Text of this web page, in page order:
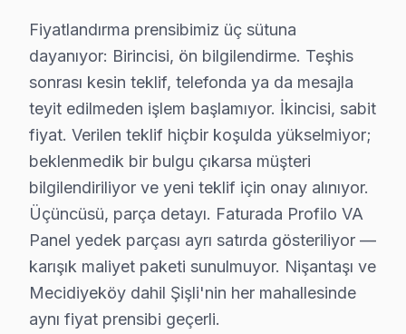
Model serisine göre değişiklik gösterir,
Güç Kartı Değişimi:
1.000 ₺ - 2.000 ₺
LED Backlight Tamiri:
1.200 ₺ - 2.500 ₺
T-Con Kart Değişimi:
1.000 ₺ - 2.000 ₺
Yazılım/Firmware İşlemleri:
500 ₺ - 1.000 ₺
Yerinde onarım vs Atölye Fiyat Farkı:
Yerinde tamir ücreti genellikle 200 ₺ - 500 ₺
Fiyatları etkileyen başlıca faktörler arasında garanti
Fiyatlandırma prensibimiz üç sütuna
dayanıyor: Birincisi, ön bilgilendirme. Teşhis
sonrası kesin teklif, telefonda ya da mesajla
teyit edilmeden işlem başlamıyor. İkincisi, sabit
fiyat. Verilen teklif hiçbir koşulda yükselmiyor;
beklenmedik bir bulgu çıkarsa müşteri
bilgilendiriliyor ve yeni teklif için onay alınıyor.
Üçüncüsü, parça detayı. Faturada Profilo VA
Panel yedek parçası ayrı satırda gösteriliyor —
karışık maliyet paketi sunulmuyor. Nişantaşı ve
Mecidiyeköy dahil Şişli'nin her mahallesinde
aynı fiyat prensibi geçerli.